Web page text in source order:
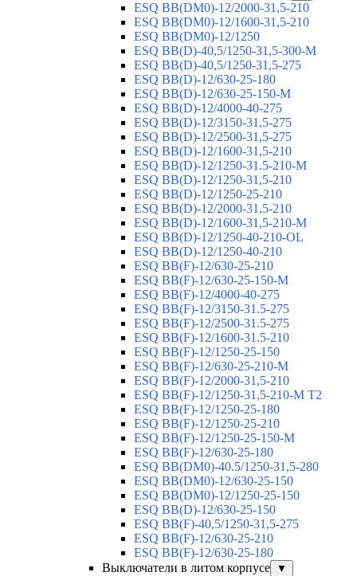
ESQ ВВ(DM0)-12/2000-31,5-210
ESQ ВВ(DM0)-12/1600-31,5-210
ESQ ВВ(DM0)-12/1250
ESQ ВВ(D)-40,5/1250-31,5-300-М
ESQ ВВ(D)-40,5/1250-31,5-275
ESQ ВВ(D)-12/630-25-180
ESQ ВВ(D)-12/630-25-150-М
ESQ ВВ(D)-12/4000-40-275
ESQ ВВ(D)-12/3150-31,5-275
ESQ ВВ(D)-12/2500-31,5-275
ESQ ВВ(D)-12/1600-31,5-210
ESQ ВВ(D)-12/1250-31.5-210-М
ESQ ВВ(D)-12/1250-31,5-210
ESQ ВВ(D)-12/1250-25-210
ESQ BB(D)-12/2000-31,5-210
ESQ BB(D)-12/1600-31,5-210-М
ESQ BB(D)-12/1250-40-210-OL
ESQ BB(D)-12/1250-40-210
ESQ ВВ(F)-12/630-25-210
ESQ ВВ(F)-12/630-25-150-М
ESQ ВВ(F)-12/4000-40-275
ESQ ВВ(F)-12/3150-31.5-275
ESQ ВВ(F)-12/2500-31.5-275
ESQ ВВ(F)-12/1600-31.5-210
ESQ ВВ(F)-12/1250-25-150
ESQ BB(F)-12/630-25-210-М
ESQ BB(F)-12/2000-31,5-210
ESQ BB(F)-12/1250-31,5-210-М T2
ESQ BB(F)-12/1250-25-180
ESQ ВВ(F)-12/1250-25-210
ESQ ВВ(F)-12/1250-25-150-М
ESQ BB(F)-12/630-25-180
ESQ ВВ(DM0)-40.5/1250-31,5-280
ESQ ВВ(DM0)-12/630-25-150
ESQ ВВ(DM0)-12/1250-25-150
ESQ BB(D)-12/630-25-150
ESQ ВВ(F)-40,5/1250-31,5-275
ESQ ВВ(F)-12/630-25-210
ESQ ВВ(F)-12/630-25-180
Выключатели в литом корпусе
▼